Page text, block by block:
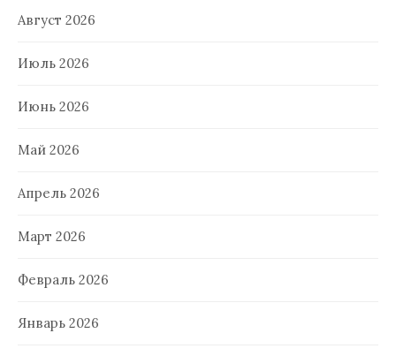
Август 2026
Июль 2026
Июнь 2026
Май 2026
Апрель 2026
Март 2026
Февраль 2026
Январь 2026